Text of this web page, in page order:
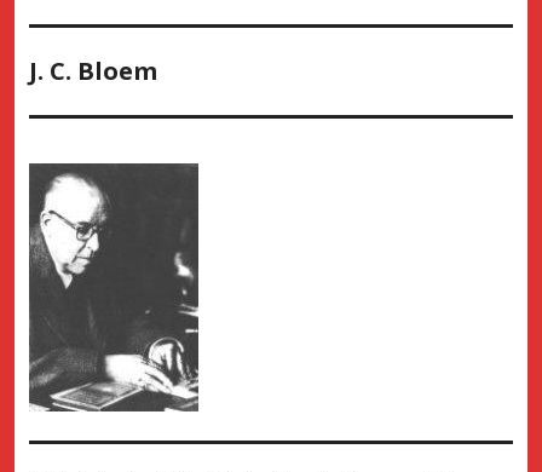
J. C. Bloem